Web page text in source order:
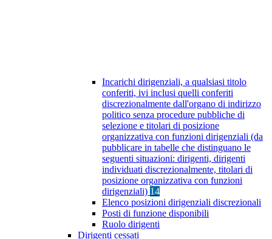
Incarichi dirigenziali, a qualsiasi titolo
conferiti, ivi inclusi quelli conferiti
discrezionalmente dall'organo di indirizzo
politico senza procedure pubbliche di
selezione e titolari di posizione
organizzativa con funzioni dirigenziali (da
pubblicare in tabelle che distinguano le
seguenti situazioni: dirigenti, dirigenti
individuati discrezionalmente, titolari di
posizione organizzativa con funzioni
dirigenziali) 14
Elenco posizioni dirigenziali discrezionali
Posti di funzione disponibili
Ruolo dirigenti
Dirigenti cessati